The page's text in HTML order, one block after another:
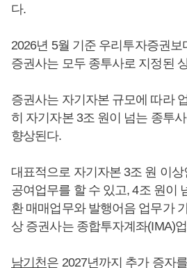
다.
2026년 5월 기준 우리투자증권보
증권사는 모두 종투사로 지정된
증권사는 자기자본 규모에 따라
히 자기자본 3조 원이 넘는 종투
향상된다.
대표적으로 자기자본 3조 원 이
공여업무를 할 수 있고, 4조 원이
환 매매업무와 발행어음 업무가
상 증권사는 종합투자계좌(IMA)
남기천은 2027년까지 추가 증자